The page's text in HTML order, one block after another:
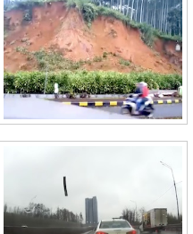
【京都大病院】誤って正常脳幹を摘出
【動画】うそでしょー！藤沢市で撮影
【日向坂46】藤嶌果歩写真集公式、お
河出奈都美アナ ノースリニットの巨
【衝撃】農村地域で育った子どもがア
北朝鮮の弾道ミサイル部隊、ロシアの
【画像】「テニスの王子様」の手塚国
PTA会長「PTA参加拒否した親へ最終
【画像】おまえらくんの机がこの女の